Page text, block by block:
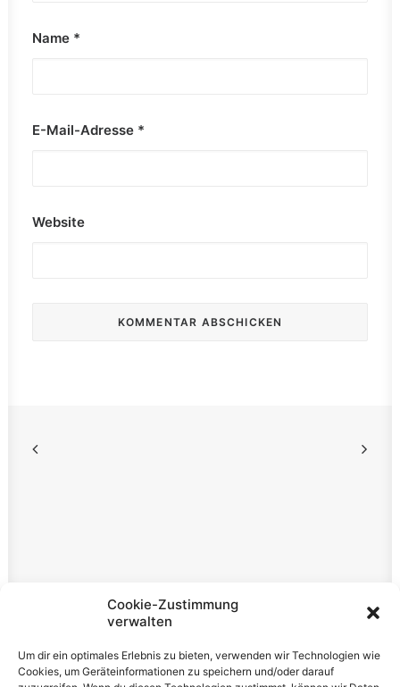
Cookie-Zustimmung
verwalten
Um dir ein optimales Erlebnis zu bieten, verwenden wir Technologien wie
Cookies, um Geräteinformationen zu speichern und/oder darauf
Name *
E-Mail-Adresse *
Website
Rechtliches
Datenschutzerklärung